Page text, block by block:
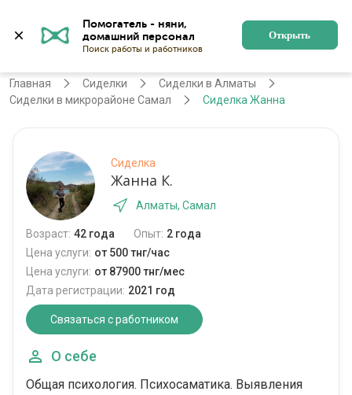
Помогатель - няни,
Поиск работы и работников
Открыть
Алматы Регистрация
Главная Сиделки
Сиделки в Алматы
Сиделки в микрорайоне Самал
Сиделка Жанна
Сиделка
Жанна К.
Алматы, Самал
Возраст: 42 года Опыт: 2 года
Цена услуги: от 500 тнг/час
Цена услуги: от 87900 тнг/мес
Дата регистрации: 2021 год
Связаться с работником
О себе
Общая психология. Психосаматика. Выявления